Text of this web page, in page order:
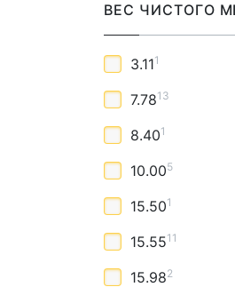
ВЕС ЧИСТОГО
3.111
7.7813
8.401
10.005
15.501
15.5511
15.982